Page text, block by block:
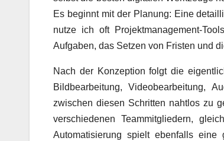
Es beginnt mit der Planung: Eine
nutze ich oft Projektmanagement-
Aufgaben, das Setzen von Fristen und
Nach der Konzeption folgt die
Bildbearbeitung, Videobearbeitung,
zwischen diesen Schritten nahtlos zu
verschiedenen Teammitgliedern,
Automatisierung spielt ebenfalls